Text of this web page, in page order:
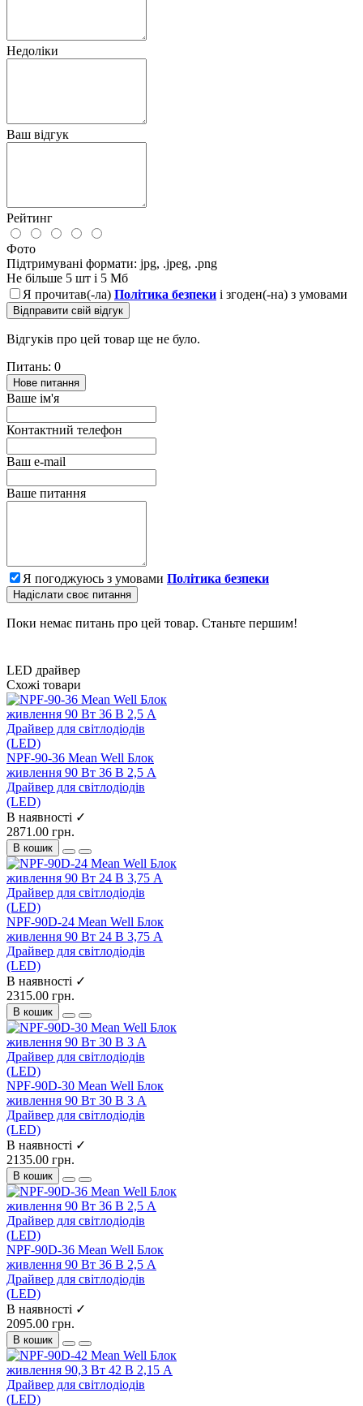
Недоліки
Ваш відгук
Рейтинг
Фото
Підтримувані формати: jpg, .jpeg, .png
Не більше 5 шт і 5 Мб
Я прочитав(-ла) Політика безпеки і згоден(-на) з умовами
Відправити свій відгук
Відгуків про цей товар ще не було.
Питань: 0
Нове питання
Ваше ім'я
Контактний телефон
Ваш e-mail
Ваше питання
Я погоджуюсь з умовами Політика безпеки
Надіслати своє питання
Поки немає питань про цей товар. Станьте першим!
LED драйвер
Схожі товари
NPF-90-36 Mean Well Блок
живлення 90 Вт 36 В 2,5 А
Драйвер для світлодіодів
(LED)
В наявності ✓
2871.00 грн.
В кошик
NPF-90D-24 Mean Well Блок
живлення 90 Вт 24 В 3,75 А
Драйвер для світлодіодів
(LED)
В наявності ✓
2315.00 грн.
В кошик
NPF-90D-30 Mean Well Блок
живлення 90 Вт 30 В 3 А
Драйвер для світлодіодів
(LED)
В наявності ✓
2135.00 грн.
В кошик
NPF-90D-36 Mean Well Блок
живлення 90 Вт 36 В 2,5 А
Драйвер для світлодіодів
(LED)
В наявності ✓
2095.00 грн.
В кошик